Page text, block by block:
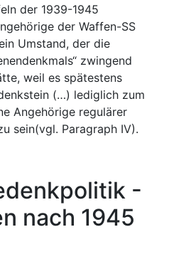
der 1939-1945
der Waffen-SS
Umstand, der die
zwingend
weil es spätestens
(…) lediglich zum
Angehörige regulärer
sein(vgl. Paragraph IV).
-
nach 1945